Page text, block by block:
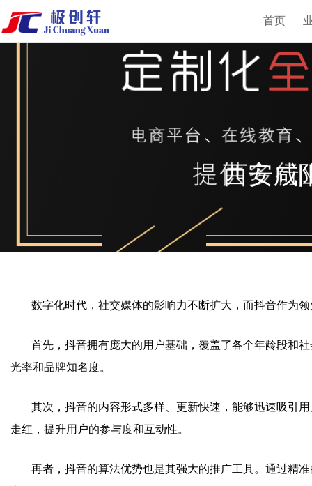
首页
西安咸
数字化时代，社交媒体的影响力不断扩大，而抖音作为领
首先，抖音拥有庞大的用户基础，覆盖了各个年龄段和社
光率和品牌知名度。
其次，抖音的内容形式多样、更新快速，能够迅速吸引用
走红，提升用户的参与度和互动性。
再者，抖音的算法优势也是其强大的推广工具。通过精准